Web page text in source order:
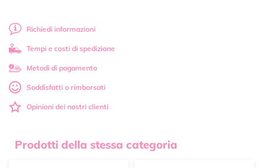
Richiedi informazioni
Tempi e costi di spedizione
Metodi di pagamento
Soddisfatti o rimborsati
Opinioni dei nostri clienti
Prodotti della stessa categoria